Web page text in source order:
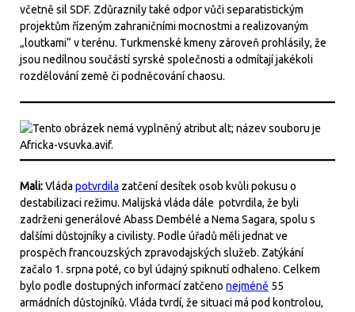
včetně sil SDF. Zdůraznily také odpor vůči separatistickým
projektům řízeným zahraničními mocnostmi a realizovaným
„loutkami“ v terénu. Turkmenské kmeny zároveň prohlásily, že
jsou nedílnou součástí syrské společnosti a odmítají jakékoli
rozdělování země či podněcování chaosu.
Mali:Vláda potvrdila zatčení desítek osob kvůli pokusu o
destabilizaci režimu. Malijská vláda dále potvrdila, že byli
zadrženi generálové Abass Dembélé a Nema Sagara, spolu s
dalšími důstojníky a civilisty. Podle úřadů měli jednat ve
prospěch francouzských zpravodajských služeb. Zatýkání
začalo 1. srpna poté, co byl údajný spiknutí odhaleno. Celkem
bylo podle dostupných informací zatčeno nejméně 55
armádních důstojníků. Vláda tvrdí, že situaci má pod kontrolou,